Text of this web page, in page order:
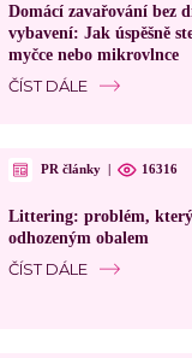
Domácí zavařování bez
vybavení: Jak úspěšně
myčce nebo mikrovlnce
ČÍST DÁLE
PR články 16316
Littering: problém,
odhozeným obalem
ČÍST DÁLE